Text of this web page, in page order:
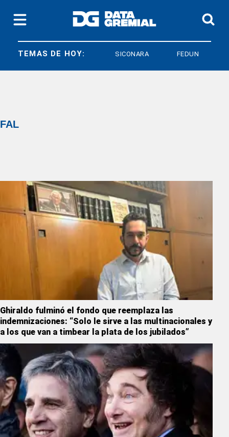
TEMAS DE HOY: SICONARA FEDUN
FAL
Ghiraldo fulminó el fondo que reemplaza las
indemnizaciones: “Solo le sirve a las multinacionales y
a los que van a timbear la plata de los jubilados”